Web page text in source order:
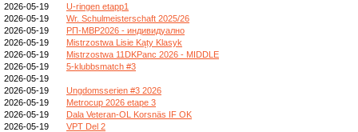
2026-05-19
U-ringen etapp1
2026-05-19
Wr. Schulmeisterschaft 2025/26
2026-05-19
РП-МВР2026 - индивидуално
2026-05-19
Mistrzostwa Lisie Kąty Klasyk
2026-05-19
Mistrzostwa 11DKPanc 2026 - MIDDLE
2026-05-19
5-klubbsmatch #3
2026-05-19
2026-05-19
Ungdomsserien #3 2026
2026-05-19
Metrocup 2026 etape 3
2026-05-19
Dala Veteran-OL Korsnäs IF OK
2026-05-19
VPT Del 2